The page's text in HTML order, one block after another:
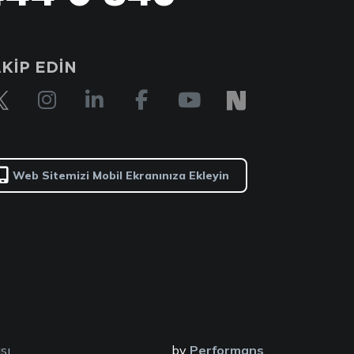
EDİN
Web Sitemizi Mobil Ekranınıza Ekleyin
by Performans